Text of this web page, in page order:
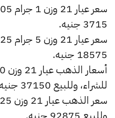
3715 جنيه.
18575 جنيه.
للشراء، وللبيع 37150 جنيه.